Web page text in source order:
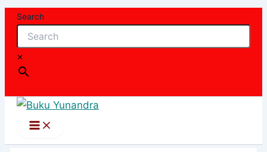
Lewati
konten
Search
×